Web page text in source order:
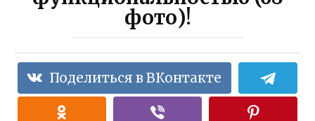
фото)!
Поделиться в ВКонтакте